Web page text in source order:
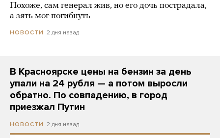
Похоже, сам генерал жив, но его дочь пострадала,
а зять мог погибнуть
НОВОСТИ 2 дня назад
В Красноярске цены на бензин за день
упали на 24 рубля — а потом выросли
обратно. По совпадению, в город
приезжал Путин
НОВОСТИ 2 дня назад